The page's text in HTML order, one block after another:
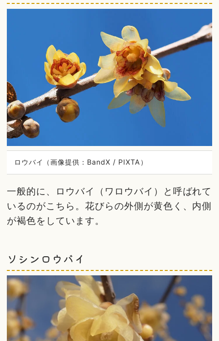
ロウバイ（画像提供：BandX / PIXTA）
一般的に、ロウバイ（ワロウバイ）と呼ばれて
いるのがこちら。花びらの外側が黄色く、内側
が褐色をしています。
ソシンロウバイ